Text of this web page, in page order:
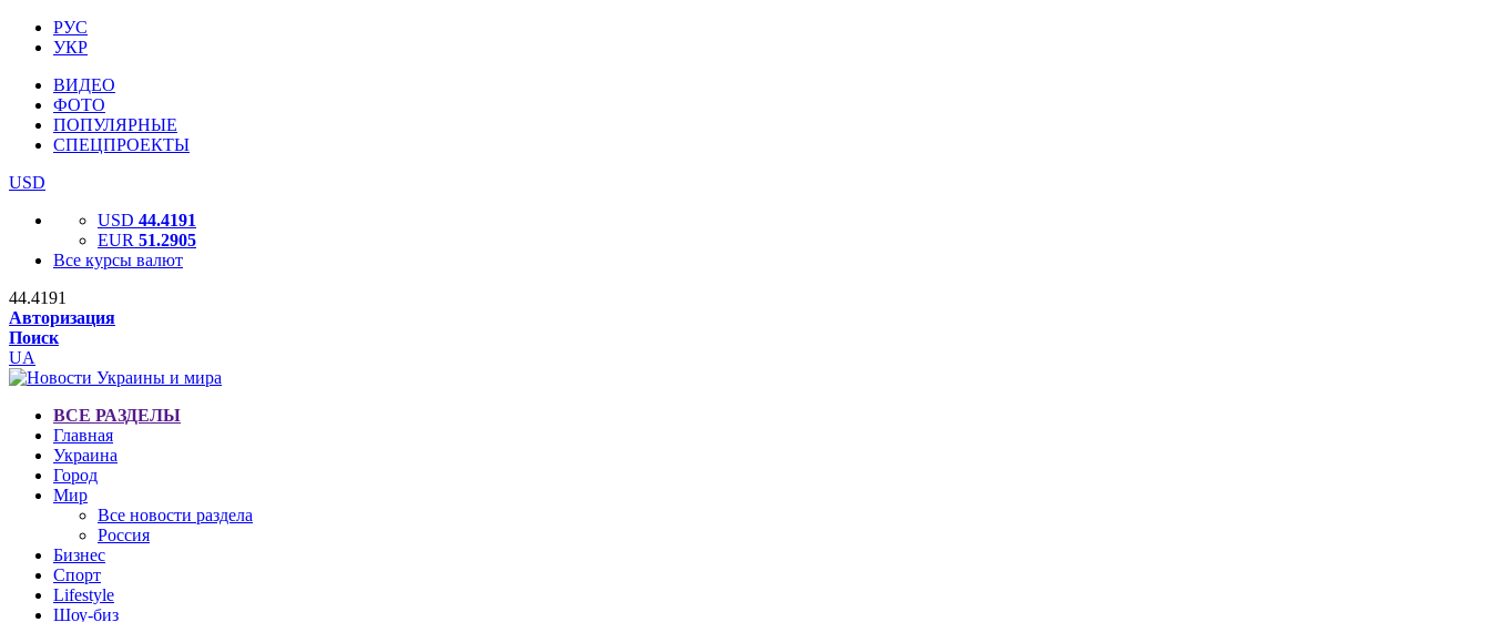
РУС
УКР
ВИДЕО
ФОТО
ПОПУЛЯРНЫЕ
СПЕЦПРОЕКТЫ
USD
USD 44.4191
EUR 51.2905
Все курсы валют
44.4191
Авторизация
Поиск
UA
ВСЕ РАЗДЕЛЫ
Главная
Украина
Город
Мир
Все новости раздела
Россия
Бизнес
Спорт
Lifestyle
Шоу-биз